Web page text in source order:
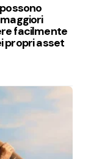
facilmente
propri asset